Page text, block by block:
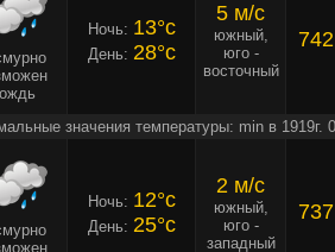
Ночь: 13°c
День: 28°c
5 м/c
южный,
юго -
восточный
742
значения температуры: min в 1919г.
Ночь: 12°c
День: 25°c
2 м/c
южный,
юго -
западный
737